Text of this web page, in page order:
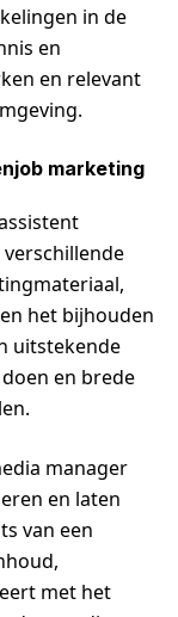
in de
en
en relevant
marketing
het bijhouden
uitstekende
en brede
manager
en laten
van een
met het